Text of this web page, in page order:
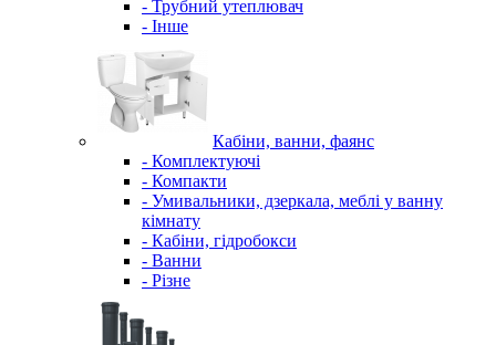
- Трубний утеплювач
- Інше
Кабіни, ванни, фаянс
- Комплектуючі
- Компакти
- Умивальники, дзеркала, меблі у ванну
кімнату
- Кабіни, гідробокси
- Ванни
- Різне